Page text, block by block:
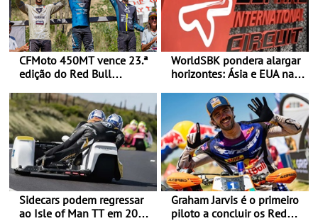
CFMoto 450MT vence 23.ª
edição do Red Bull
Categorias Adventure -
Vitória na Ultimate, Core e
Lite
WorldSBK pondera alargar
horizontes: Ásia e EUA na
Sidecars podem regressar
ao Isle of Man TT em 2027
Graham Jarvis é o primeiro
piloto a concluir os Red